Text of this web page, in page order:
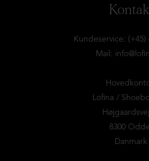
Kundeservice: (+45)
Mail:
Lofina /
Højgaardsvej
8300
Danmark